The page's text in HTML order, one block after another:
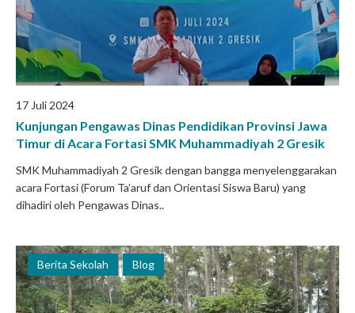
17 Juli 2024
Kunjungan Pengawas Dinas Pendidikan Provinsi Jawa
Timur di Acara Fortasi SMK Muhammadiyah 2 Gresik
SMK Muhammadiyah 2 Gresik dengan bangga menyelenggarakan
acara Fortasi (Forum Ta’aruf dan Orientasi Siswa Baru) yang
dihadiri oleh Pengawas Dinas..
Berita Sekolah Blog